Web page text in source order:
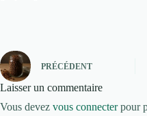
PRÉCÉDENT
Laisser un commentaire
Vous devez vous connecterpour